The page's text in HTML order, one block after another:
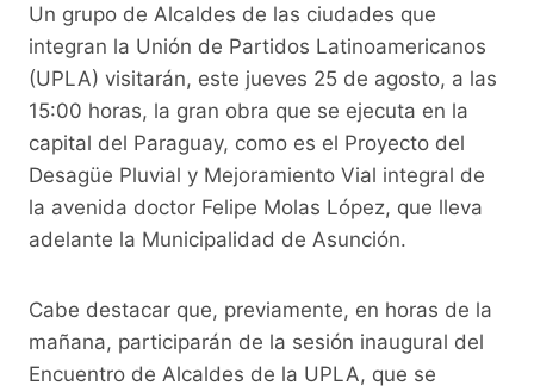
c
e
b
o
o
k
itt
er
at
s
A
p
p
p
y
Li
n
k
e
gr
a
m
Un grupo de Alcaldes de las ciudades que
integran la Unión de Partidos Latinoamericanos
(UPLA) visitarán, este jueves 25 de agosto, a las
15:00 horas, la gran obra que se ejecuta en la
capital del Paraguay, como es el Proyecto del
Desagüe Pluvial y Mejoramiento Vial integral de
la avenida doctor Felipe Molas López, que lleva
adelante la Municipalidad de Asunción.
Cabe destacar que, previamente, en horas de la
mañana, participarán de la sesión inaugural del
Encuentro de Alcaldes de la UPLA, que se